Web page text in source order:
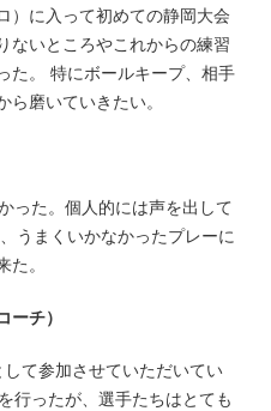
）に入って初めての静岡大会
ないところやこれからの練習
た。 特にボールキープ、相手
磨いていきたい。
った。個人的には声を出して
うまくいかなかったプレーに
た。
チ）
て参加させていただいてい
行ったが、選手たちはとても